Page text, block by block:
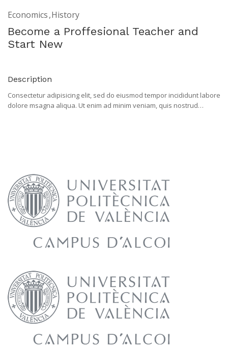
Economics History
Become a Proffesional Teacher and
Start New
Description
Consectetur adipisicing elit, sed do eiusmod tempor incididunt labore
dolore msagna aliqua. Ut enim ad minim veniam, quis nostrud